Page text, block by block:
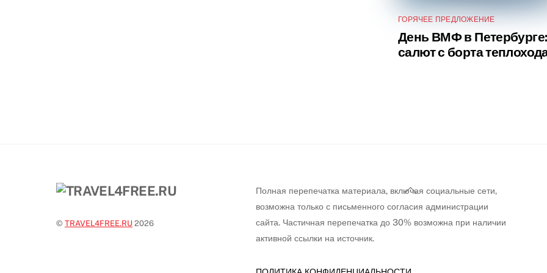
ГОРЯЧЕЕ ПРЕДЛОЖЕНИЕ
День ВМФ в
салют с борта
Back
To
Top
© TRAVEL4FREE.RU 2026
Полная перепечатка материала, включая социальные сети,
возможна только с письменного согласия администрации
сайта. Частичная перепечатка до 30% возможна при наличии
активной ссылки на источник.